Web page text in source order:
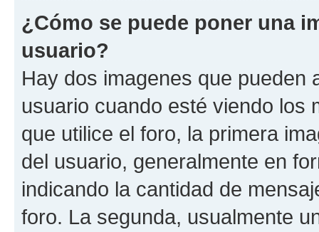
¿Cómo se puede poner una
usuario?
Hay dos imagenes que pueden
usuario cuando esté viendo los
que utilice el foro, la primera
del usuario, generalmente en
indicando la cantidad de
foro. La segunda, usualmente